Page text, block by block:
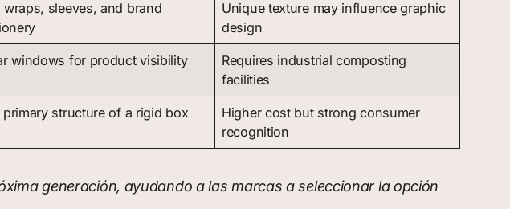
wraps, sleeves, and brand
Unique texture may influence graphic
design
windows for product visibility
Requires industrial composting
facilities
primary structure of a rigid box
Higher cost but strong consumer
recognition
generación, ayudando a las marcas a seleccionar la opción